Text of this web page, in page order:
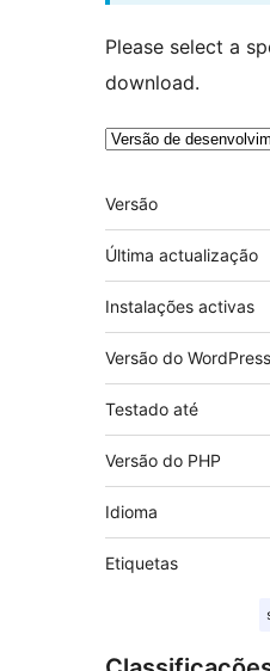
Please select a
download.
Metadados
Versão
Última actualização
Instalações activas
Versão do WordPress
Testado até
Versão do PHP
Idioma
Etiquetas